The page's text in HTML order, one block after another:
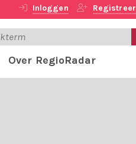
Inloggen
Over RegioRadar